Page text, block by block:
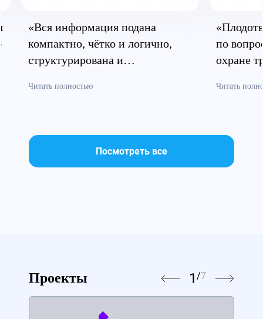
«Вся информация подана
компактно, чётко и логично,
структурирована и
Читать полностью
по
охране
Читать
Посмотреть все
Проекты 1 /7